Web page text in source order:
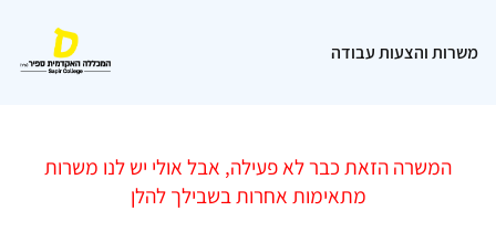
משרות והצעות עבודה
המשרה הזאת כבר לא פעילה, אבל אולי יש לנו משרות
מתאימות אחרות בשבילך להלן